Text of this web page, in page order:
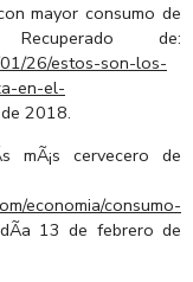
mayor consumo de
de:
26/estos-son-los-
en-el-
2018.
mÃ¡s cervecero de
economia/consumo-
13 de febrero de